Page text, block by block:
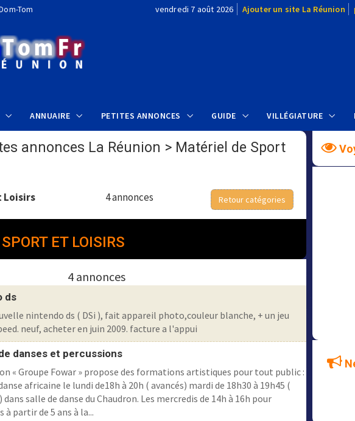
Tom vendredi 7 août 2026 Ajouter un site La Réunion
ANNUAIRE PETITES ANNONCES GUIDE VILLÉGIATURE
annonces La Réunion > Matériel de Sport
Loisirs 4 annonces Retour catégories
ET LOISIRS
4 annonces
ds
nintendo ds ( DSi ), fait appareil photo,couleur blanche, + un jeu
neuf, acheter en juin 2009. facture a l'appui
danses et percussions
« Groupe Fowar » propose des formations artistiques pour tout public :
africaine le lundi de18h à 20h ( avancés) mardi de 18h30 à 19h45 (
salle de danse du Chaudron. Les mercredis de 14h à 16h pour
à partir de 5 ans à la...